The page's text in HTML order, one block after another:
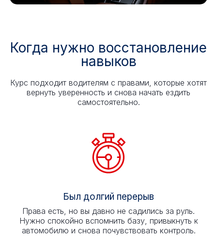
Когда нужно восстановление
навыков
Курс подходит водителям с правами, которые хотят
вернуть уверенность и снова начать ездить
самостоятельно.
Был долгий перерыв
Права есть, но вы давно не садились за руль.
Нужно спокойно вспомнить базу, привыкнуть к
автомобилю и снова почувствовать контроль.